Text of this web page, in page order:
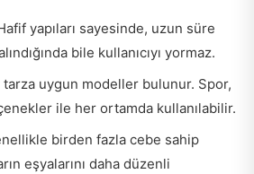
yapıları sayesinde, uzun süre
bile kullanıcıyı yormaz.
tarza uygun modeller bulunur. Spor,
ile her ortamda kullanılabilir.
birden fazla cebe sahip
eşyalarını daha düzenli